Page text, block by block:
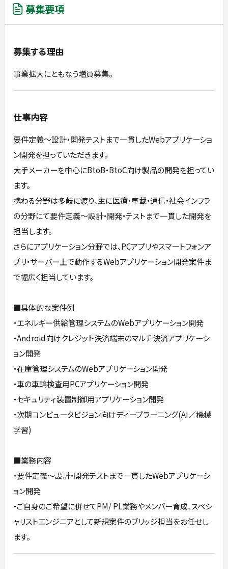
募集要項
募集する理由
事業拡大にともなう増員募集。
仕事内容
要件定義～設計・開発テストまで一貫したWebアプリケーショ
ン開発を担っていただきます。
大手メーカーを中心にBtoB・BtoC向け製品の開発を担ってい
ます。
携わる分野は多岐に渡り、主に医療・車載・通信・社会インフラ
の分野にて要件定義～設計・開発・テストまで一貫した開発を
担当します。
さらにアプリケーション分野では、PCアプリやスマートフォンア
プリ・サーバー上で動作するWebアプリケーション開発案件ま
で幅広く担当しています。
■具体的な案件例
・エネルギー供給管理システムのWebアプリケーション開発
・Android向けクレジット決済端末のマルチ決済アプリケーシ
ョン開発
・在庫管理システムのWebアプリケーション開発
・車の車輪検査用PCアプリケーション開発
・セキュリティ装置制御用アプリケーション開発
・次期コンピュータビジョン向けディープラーニング(AI／機械
学習)
■業務内容
・要件定義～設計・開発テストまで一貫したWebアプリケーシ
ョン開発
・ご自身のご希望に併せてPM/ PL業務やメンバー育成、スペシ
ャリストエンジニアとして新規案件のブリッジ担当をお任せし
ます。